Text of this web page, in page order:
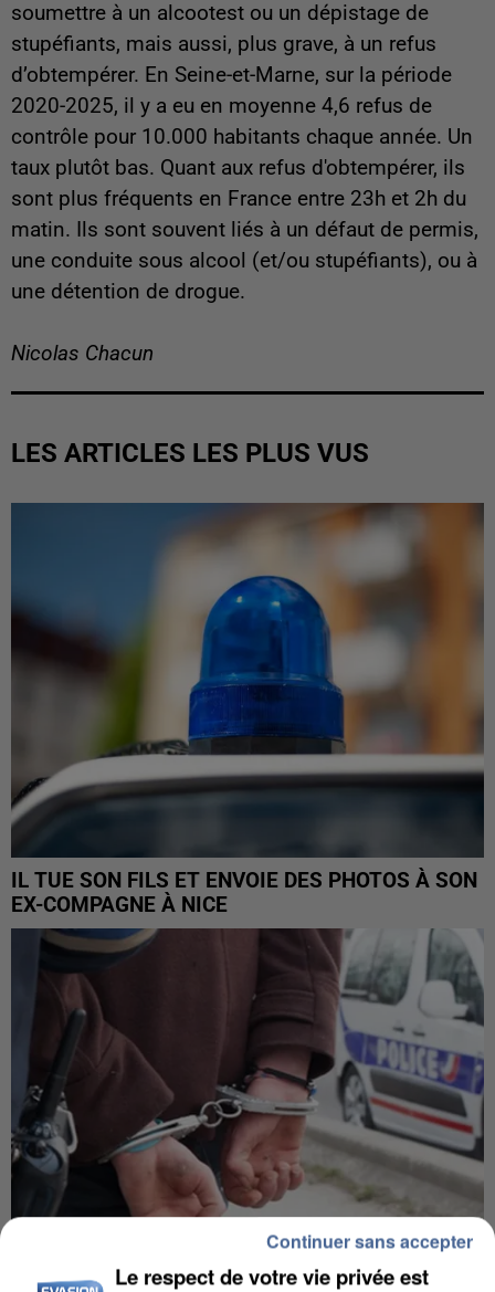
soumettre à un alcootest ou un dépistage de
stupéfiants, mais aussi, plus grave, à un refus
d’obtempérer. En Seine-et-Marne, sur la période
2020-2025, il y a eu en moyenne 4,6 refus de
contrôle pour 10.000 habitants chaque année. Un
taux plutôt bas. Quant aux refus d'obtempérer, ils
sont plus fréquents en France entre 23h et 2h du
matin. Ils sont souvent liés à un défaut de permis,
une conduite sous alcool (et/ou stupéfiants), ou à
une détention de drogue.
Nicolas Chacun
LES ARTICLES LES PLUS VUS
IL TUE SON FILS ET ENVOIE DES PHOTOS À SON
EX-COMPAGNE À NICE
Le respect de votre vie privée est
Continuer sans accepter